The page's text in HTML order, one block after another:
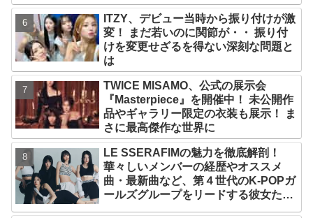
「コーチェラ2025」にも日本人唯一の
出演
ITZY、デビュー当時から振り付けが激
変！ まだ若いのに関節が・・ 振り付
けを変更せざるを得ない深刻な問題と
は
TWICE MISAMO、公式の展示会
『Masterpiece』を開催中！ 未公開作
品やギャラリー限定の衣装も展示！ ま
さに最高傑作な世界に
LE SSERAFIMの魅力を徹底解剖！
華々しいメンバーの経歴やオススメ
曲・最新曲など、第４世代のK-POPガ
ールズグループをリードする彼女たち